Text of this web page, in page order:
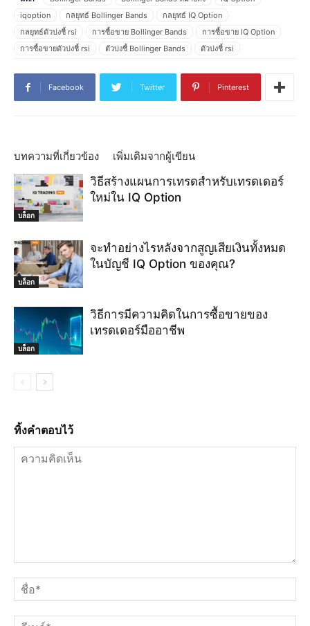
iqoption
กลยุทธ์ Bollinger Bands
กลยุทธ์ IQ Option
กลยุทธ์ตัวบ่งชี้ rsi
การซื้อขาย Bollinger Bands
การซื้อขาย IQ Option
การซื้อขายตัวบ่งชี้ rsi
ตัวบ่งชี้ Bollinger Bands
ตัวบ่งชี้ rsi
วิธีชนะ IQ Option
วิธีใช้ Bollinger Bands วิธีใช้ตัวบ่งชี้ rsi
Facebook Twitter Pinterest
บทความที่เกี่ยวข้อง เพิ่มเติมจากผู้เขียน
บล็อก
วิธีสร้างแผนการเทรดสำหรับเทรดเดอร์
ใหม่ใน IQ Option
บล็อก
จะทำอย่างไรหลังจากสูญเสียเงินทั้งหมด
ในบัญชี IQ Option ของคุณ?
บล็อก
วิธีการมีความคิดในการซื้อขายของ
เทรดเดอร์มืออาชีพ
ทิ้งคำตอบไว้